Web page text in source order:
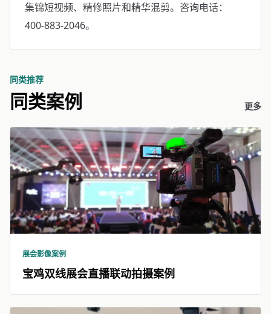
集锦短视频、精修照片和精华混剪。咨询电话：
400-883-2046。
同类推荐
同类案例 更多
展会影像案例
宝鸡双线展会直播联动拍摄案例